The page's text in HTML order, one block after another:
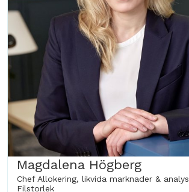
Magdalena Högberg
Chef Allokering, likvida marknader & analys
Filstorlek